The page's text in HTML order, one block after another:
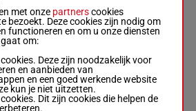
2100m1'14"1(2024)
6a Da Da
7a 3a 1a
met onze partnerscookies
bezoekt. Deze cookies zijn nodig om
functioneren en om u onze diensten
om:
Deze zijn noodzakelijk voor
en aanbieden van
en een goed werkende website
kun je niet uitzetten.
Dit zijn cookies die helpen de